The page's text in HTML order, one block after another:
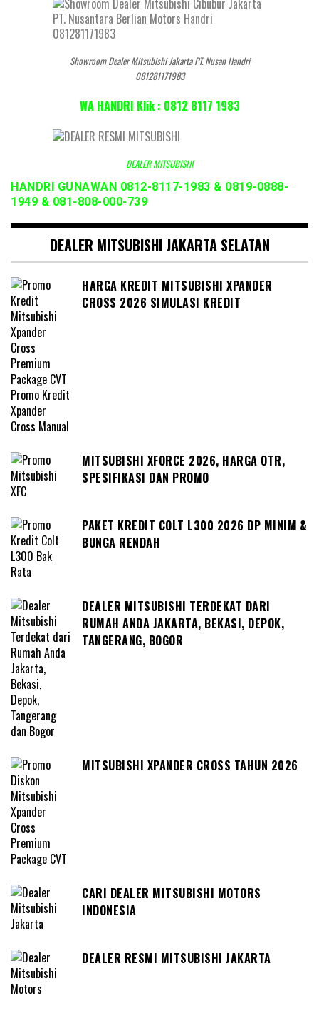
Showroom Dealer Mitsubishi Jakarta PT. Nusan Handri
081281171983
WA HANDRI Klik : 0812 8117 1983
DEALER MITSUBISHI
HANDRI GUNAWAN 0812-8117-1983 & 0819-0888-
1949 & 081-808-000-739
DEALER MITSUBISHI JAKARTA SELATAN
HARGA KREDIT MITSUBISHI XPANDER
CROSS 2026 SIMULASI KREDIT
MITSUBISHI XFORCE 2026, HARGA OTR,
SPESIFIKASI DAN PROMO
PAKET KREDIT COLT L300 2026 DP MINIM &
BUNGA RENDAH
DEALER MITSUBISHI TERDEKAT DARI
RUMAH ANDA JAKARTA, BEKASI, DEPOK,
TANGERANG, BOGOR
MITSUBISHI XPANDER CROSS TAHUN 2026
CARI DEALER MITSUBISHI MOTORS
INDONESIA
DEALER RESMI MITSUBISHI JAKARTA